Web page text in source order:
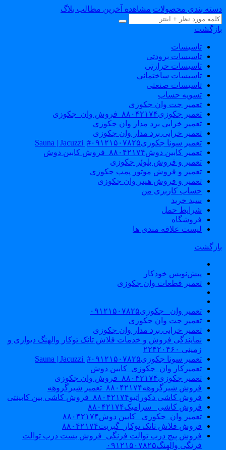
بندی محصولات مشاهده آخرین مطالب بلاگ
تاسیسات
تاسیسات برودتی
تاسیسات حرارتی
تاسیسات ساختمانی
تاسیسات صنعتی
تسویه حساب
تعمیر جت وان جکوزی
تعمیر جکوزی۸۸۰۴۲۱۷۴_فروش وان_جکوزی
تعمیر خرابی برد مدار وان جکوزی
تعمیر خرابی برد مدار وان جکوزی
تعمیر سونا جکوزی۰۹۱۲۱۵۰۷۸۲۵#| Sauna | Jacuzzi
تعمیر کابین دوش۸۸۰۴۲۱۷۴_فروش کابین دوش
تعمیر و فروش بلوئر جکوزی
تعمیر و فروش موتور پمپ جکوزی
تعمیر و فروش هیتر وان جکوزی
حساب کاربری من
سبد خرید
شرایط حمل
فروشگاه
لیست علاقه مندی ها
پیش‌نویس خودکار
تعمیر قطعات وان جکوزی
تعمیر وان _جکوزی۰۹۱۲۱۵۰۷۸۲۵
تعمیر جت وان جکوزی
تعمیر خرابی برد مدار وان جکوزی
نمایندگی فروش و خدمات فلاش تانک توکار والهنگ دیواری و
زمینی ۲۲۴۲۰۴۶۰
تعمیر سونا جکوزی۰۹۱۲۱۵۰۷۸۲۵#| Sauna | Jacuzzi
تعمیرکار وان_جکوزی_کابین دوش
تعمیر جکوزی۸۸۰۴۲۱۷۴_فروش وان جکوزی
فروش شیرگروهه۸۸۰۴۲۱۷۴_تعمیر شیرگروهه
فروش کاشی دکوراتیو۸۸۰۴۲۱۷۴_فروش کاشی بین کابینتی
فروش کاشی _سرامیک۸۸۰۴۲۱۷۴
تعمیر وان_جکوزی_ کابین دوش۸۸۰۴۲۱۷۴
فروش فلاش تانک توکار_گبریت۸۸۰۴۲۱۷۴
فروش پیچ درب توالت فرنگی_فروش بست درب توالت
فرنگی والهنگ۰۹۱۲۱۵۰۷۸۲۵